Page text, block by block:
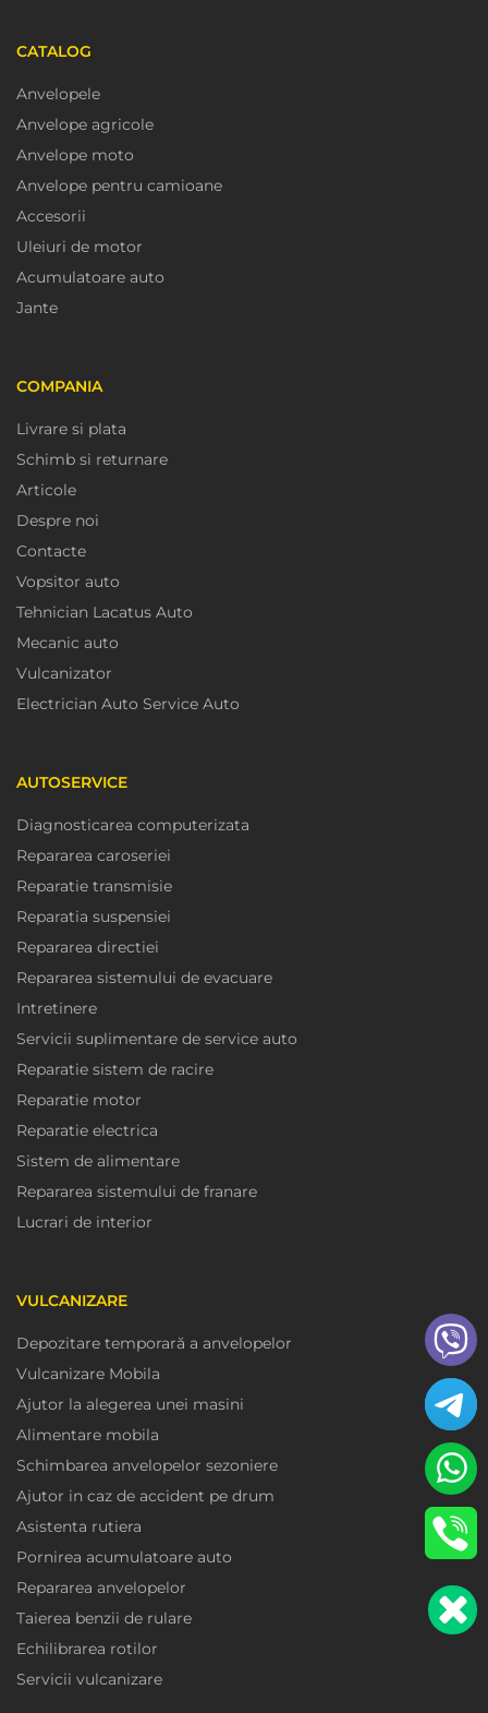
CATALOG
Anvelopele
Anvelope agricole
Anvelope moto
Anvelope pentru camioane
Accesorii
Uleiuri de motor
Acumulatoare auto
Jante
COMPANIA
Livrare si plata
Schimb si returnare
Articole
Despre noi
Contacte
Vopsitor auto
Tehnician Lacatus Auto
Mecanic auto
Vulcanizator
Electrician Auto Service Auto
AUTOSERVICE
Diagnosticarea computerizata
Repararea caroseriei
Reparatie transmisie
Reparatia suspensiei
Repararea directiei
Repararea sistemului de evacuare
Intretinere
Servicii suplimentare de service auto
Reparatie sistem de racire
Reparatie motor
Reparatie electrica
Sistem de alimentare
Repararea sistemului de franare
Lucrari de interior
VULCANIZARE
Depozitare temporară a anvelopelor
Vulcanizare Mobila
Ajutor la alegerea unei masini
Alimentare mobila
Schimbarea anvelopelor sezoniere
Ajutor in caz de accident pe drum
Asistenta rutiera
Pornirea acumulatoare auto
Repararea anvelopelor
Taierea benzii de rulare
Echilibrarea rotilor
Servicii vulcanizare